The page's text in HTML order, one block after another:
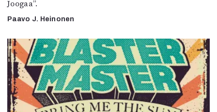
Joogaa”.
Paavo J. Heinonen